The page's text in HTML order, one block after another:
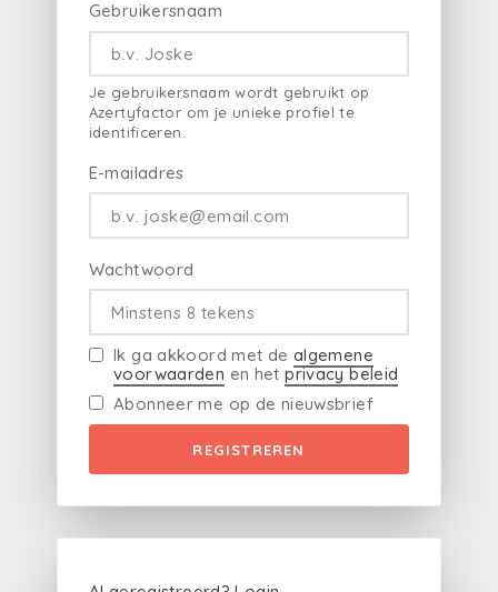
Gebruikersnaam
Je gebruikersnaam wordt gebruikt op
Azertyfactor om je unieke profiel te
identificeren.
E-mailadres
Wachtwoord
Ik ga akkoord met de algemene
voorwaarden en hetprivacy beleid
Abonneer me op de nieuwsbrief
REGISTREREN